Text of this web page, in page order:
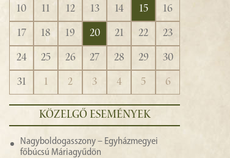
10
11 12 13 14 15
16
17
18 19 20 21 22
23
24
25 26 27 28 29
30
31
1 2 3 4 5 6
KÖZELGŐ ESEMÉNYEK
Nagyboldogasszony – Egyházmegyei
főbúcsú Máriagyűdön